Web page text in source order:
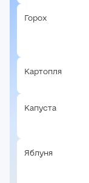
Горох
Картопля
Капуста
Яблуня
Пароль*